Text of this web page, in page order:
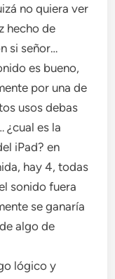
no quiera ver
hecho de
si señor…
es bueno,
por una de
usos debas
¿cual es la
iPad? en
hay 4, todas
sonido fuera
se ganaría
algo de
lógico y